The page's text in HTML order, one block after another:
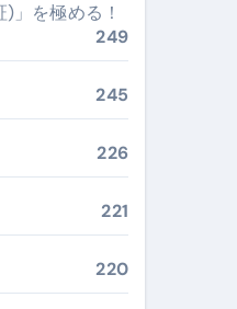
ド
方ガイド
」を極める！
249
245
226
221
220